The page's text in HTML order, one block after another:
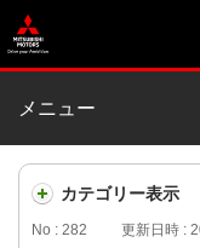
メニュー
カテゴリー表示
No : 282 更新日時 :